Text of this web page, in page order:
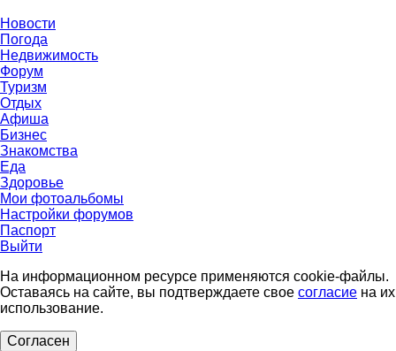
Новости
Погода
Недвижимость
Форум
Туризм
Отдых
Афиша
Бизнес
Знакомства
Еда
Здоровье
Мои фотоальбомы
Настройки форумов
Паспорт
Выйти
На информационном ресурсе применяются cookie-файлы.
Оставаясь на сайте, вы подтверждаете свое согласие на их
использование.
Согласен